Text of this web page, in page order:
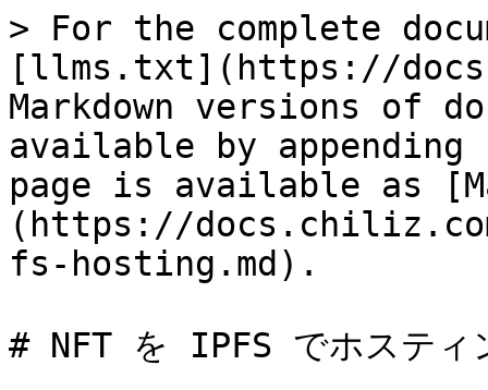
> For the complete
[llms.txt](https://
Markdown versions of
available by
page is available as
(https://
fs-hosting.md).
# NFT を IPFS でホスティ